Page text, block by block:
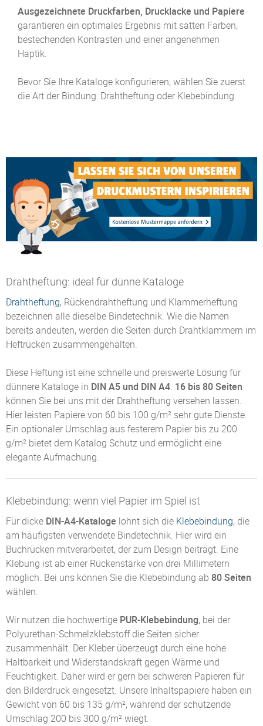
Ausgezeichnete Druckfarben, Drucklacke und Papiere
garantieren ein optimales Ergebnis mit satten Farben,
bestechenden Kontrasten und einer angenehmen
Haptik.
Bevor Sie Ihre Kataloge konfigurieren, wählen Sie zuerst
die Art der Bindung: Drahtheftung oder Klebebindung.
Drahtheftung: ideal für dünne Kataloge
Drahtheftung, Rückendrahtheftung und Klammerheftung
bezeichnen alle dieselbe Bindetechnik. Wie die Namen
bereits andeuten, werden die Seiten durch Drahtklammern im
Heftrücken zusammengehalten.
Diese Heftung ist eine schnelle und preiswerte Lösung für
dünnere Kataloge in DIN A5 und DIN A4. 16 bis 80 Seiten
können Sie bei uns mit der Drahtheftung versehen lassen.
Hier leisten Papiere von 60 bis 100 g/m² sehr gute Dienste.
Ein optionaler Umschlag aus festerem Papier bis zu 200
g/m² bietet dem Katalog Schutz und ermöglicht eine
elegante Aufmachung.
Klebebindung: wenn viel Papier im Spiel ist
Für dicke DIN-A4-Kataloge lohnt sich die Klebebindung, die
am häufigsten verwendete Bindetechnik. Hier wird ein
Buchrücken mitverarbeitet, der zum Design beiträgt. Eine
Klebung ist ab einer Rückenstärke von drei Millimetern
möglich. Bei uns können Sie die Klebebindung ab 80 Seiten
wählen.
Wir nutzen die hochwertige PUR-Klebebindung, bei der
Polyurethan-Schmelzklebstoff die Seiten sicher
zusammenhält. Der Kleber überzeugt durch eine hohe
Haltbarkeit und Widerstandskraft gegen Wärme und
Feuchtigkeit. Daher wird er gern bei schweren Papieren für
den Bilderdruck eingesetzt. Unsere Inhaltspapiere haben ein
Gewicht von 60 bis 135 g/m², während der schützende
Umschlag 200 bis 300 g/m² wiegt.